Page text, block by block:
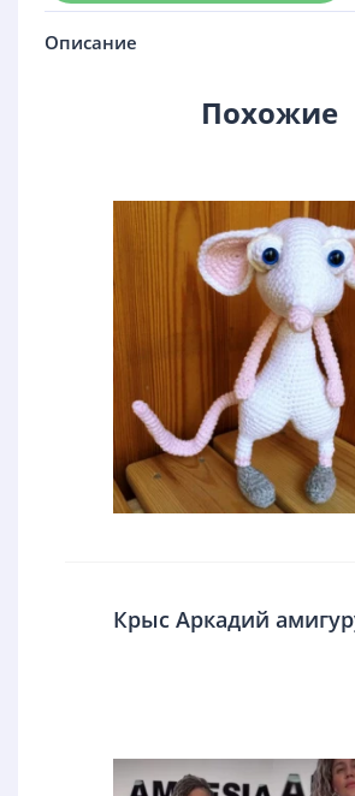
Описание
Похожие
Крыс Аркадий